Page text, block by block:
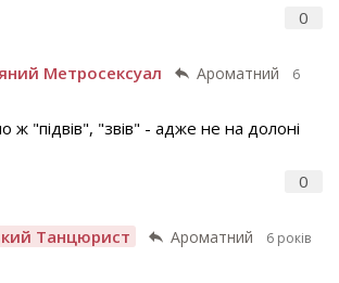
0
Метросексуал Ароматний
6
0
ж "підвів", "звів" - адже не на долоні
Танцюрист Ароматний
6 років